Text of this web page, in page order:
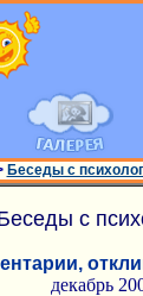
Беседы с
с
декабрь